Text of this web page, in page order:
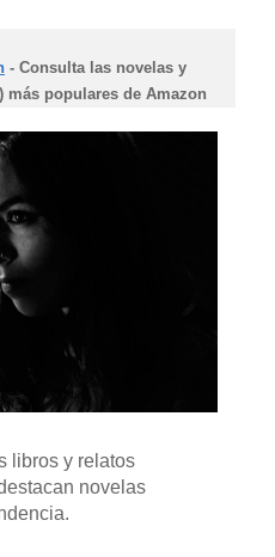
- Consulta las novelas y
más populares de Amazon
libros y relatos
novelas